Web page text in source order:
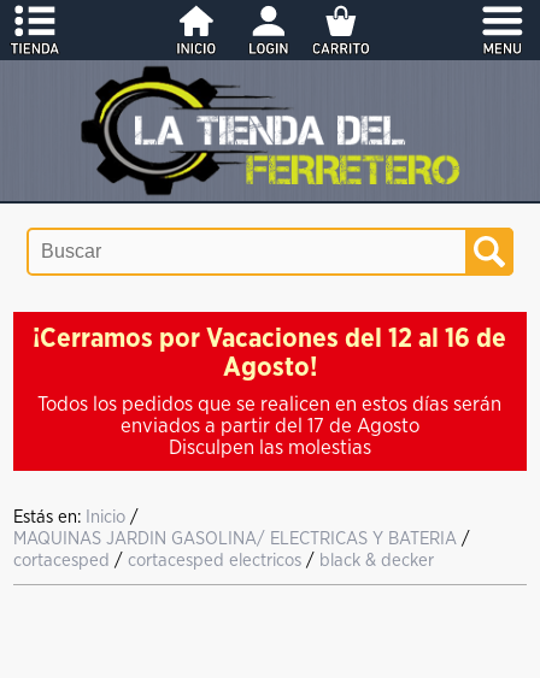
¡Cerramos por Vacaciones del 12 al 16 de
Agosto!
Todos los pedidos que se realicen en estos días serán
enviados a partir del 17 de Agosto
Disculpen las molestias
Estás en: Inicio /
MAQUINAS JARDIN GASOLINA/ ELECTRICAS Y BATERIA /
cortacesped /cortacesped electricos / black & decker